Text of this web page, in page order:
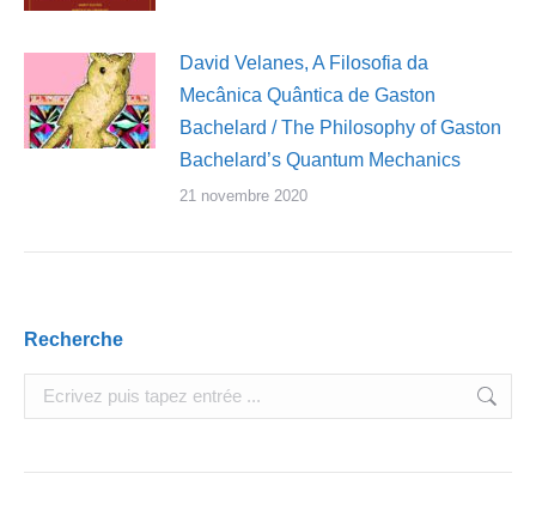
David Velanes, A Filosofia da
Mecânica Quântica de Gaston
Bachelard / The Philosophy of Gaston
Bachelard’s Quantum Mechanics
21 novembre 2020
Recherche
Search: